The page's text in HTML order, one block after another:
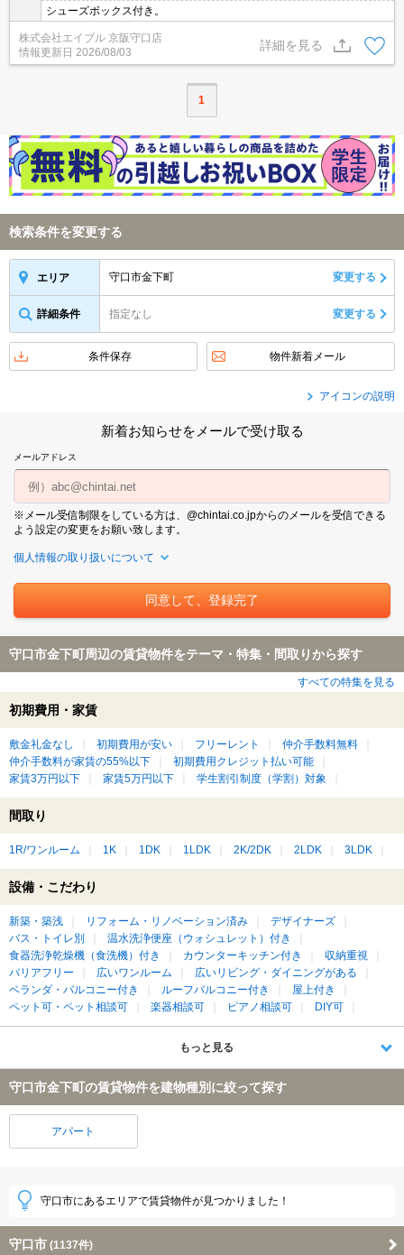
シューズボックス付き。
株式会社エイブル 京阪守口店
情報更新日 2026/08/03
詳細を見る
1
検索条件を変更する
エリア 守口市金下町 変更する
詳細条件 指定なし 変更する
条件保存 物件新着メール
アイコンの説明
新着お知らせをメールで受け取る
メールアドレス
※メール受信制限をしている方は、@chintai.co.jpからのメールを受信できる
よう設定の変更をお願い致します。
個人情報の取り扱いについて
守口市金下町周辺の賃貸物件をテーマ・特集・間取りから探す
すべての特集を見る
初期費用・家賃
敷金礼金なし 初期費用が安い フリーレント
仲介手数料無料
仲介手数料が家賃の55%以下
初期費用クレジット払い可能
家賃3万円以下
家賃5万円以下 学生割引制度（学割）対象
間取り
1R/ワンルーム 1K 1DK 1LDK 2K/2DK 2LDK 3LDK
設備・こだわり
新築・築浅 リフォーム・リノベーション済み
デザイナーズ
バス・トイレ別
温水洗浄便座（ウォシュレット）付き
食器洗浄乾燥機（食洗機）付き
カウンターキッチン付き
収納重視
バリアフリー
広いワンルーム
広いリビング・ダイニングがある
ベランダ・バルコニー付き
ルーフバルコニー付き
屋上付き
ペット可・ペット相談可
楽器相談可 ピアノ相談可 DIY可
もっと見る
守口市金下町の賃貸物件を建物種別に絞って探す
アパート
守口市にあるエリアで賃貸物件が見つかりました！
守口市 (1137件)